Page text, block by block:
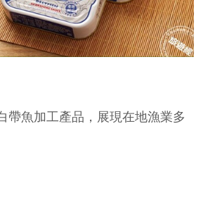
帶魚加工產品，展現在地漁業多